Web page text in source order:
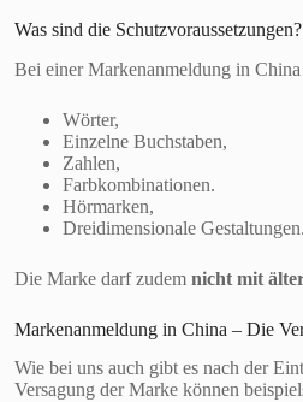
Was sind die Schutzvoraussetzungen?
Bei einer Markenanmeldung in
Wörter,
Einzelne Buchstaben,
Zahlen,
Farbkombinationen.
Hörmarken,
Dreidimensionale Gestaltungen.
Die Marke darf zudem nicht mit
Markenanmeldung in China – Die
Wie bei uns auch gibt es nach der
Versagung der Marke können